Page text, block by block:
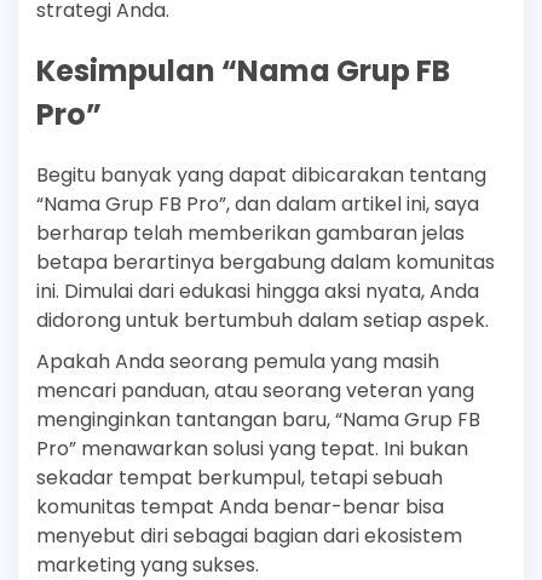
strategi Anda.
Kesimpulan “Nama Grup FB
Pro”
Begitu banyak yang dapat dibicarakan tentang
“Nama Grup FB Pro”, dan dalam artikel ini, saya
berharap telah memberikan gambaran jelas
betapa berartinya bergabung dalam komunitas
ini. Dimulai dari edukasi hingga aksi nyata, Anda
didorong untuk bertumbuh dalam setiap aspek.
Apakah Anda seorang pemula yang masih
mencari panduan, atau seorang veteran yang
menginginkan tantangan baru, “Nama Grup FB
Pro” menawarkan solusi yang tepat. Ini bukan
sekadar tempat berkumpul, tetapi sebuah
komunitas tempat Anda benar-benar bisa
menyebut diri sebagai bagian dari ekosistem
marketing yang sukses.